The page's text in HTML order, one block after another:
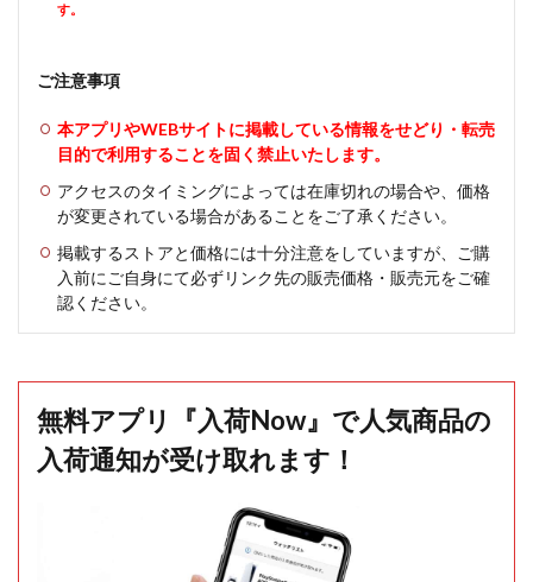
す。
ご注意事項
本アプリやWEBサイトに掲載している情報をせどり・転売
目的で利用することを固く禁止いたします。
アクセスのタイミングによっては在庫切れの場合や、価格
が変更されている場合があることをご了承ください。
掲載するストアと価格には十分注意をしていますが、ご購
入前にご自身にて必ずリンク先の販売価格・販売元をご確
認ください。
無料アプリ『入荷Now』で人気商品の
入荷通知が受け取れます！